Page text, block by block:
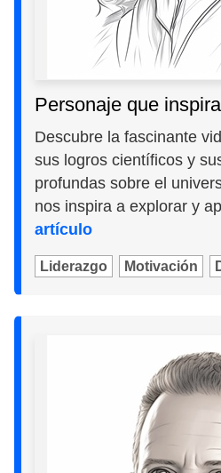
Personaje que
Descubre la fascinante
sus logros científicos y
profundas sobre el
nos inspira a explorar y
artículo
Liderazgo Motivación